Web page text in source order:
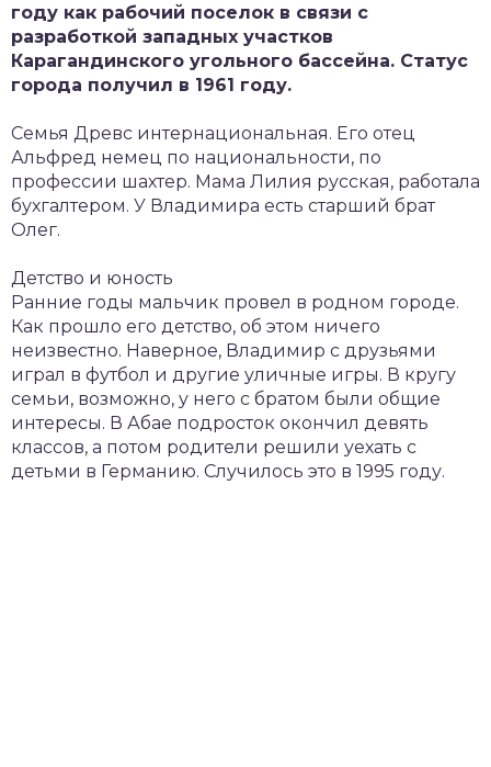
году как рабочий поселок в связи с
разработкой западных участков
Карагандинского угольного бассейна. Статус
города получил в 1961 году.
Семья Древс интернациональная. Его отец
Альфред немец по национальности, по
профессии шахтер. Мама Лилия русская, работала
бухгалтером. У Владимира есть старший брат
Олег.
Детство и юность
Ранние годы мальчик провел в родном городе.
Как прошло его детство, об этом ничего
неизвестно. Наверное, Владимир с друзьями
играл в футбол и другие уличные игры. В кругу
семьи, возможно, у него с братом были общие
интересы. В Абае подросток окончил девять
классов, а потом родители решили уехать с
детьми в Германию. Случилось это в 1995 году.